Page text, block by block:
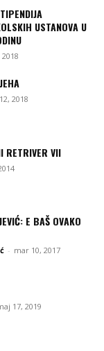
USTANOVA U
2018
RETRIVER VII
E BAŠ OVAKO
- mar 10, 2017
17, 2019